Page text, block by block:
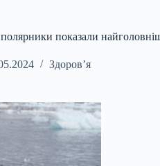
полярники показали
Здоров’я